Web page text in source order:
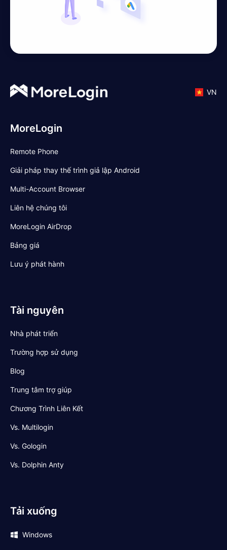
VN
MoreLogin
Remote Phone
Giải pháp thay thế trình giả lập Android
Multi-Account Browser
Liên hệ chúng tôi
MoreLogin AirDrop
Bảng giá
Lưu ý phát hành
Tài nguyên
Nhà phát triển
Trường hợp sử dụng
Blog
Trung tâm trợ giúp
Chương Trình Liên Kết
Vs. Multilogin
Vs. Gologin
Vs. Dolphin Anty
Tải xuống
Windows